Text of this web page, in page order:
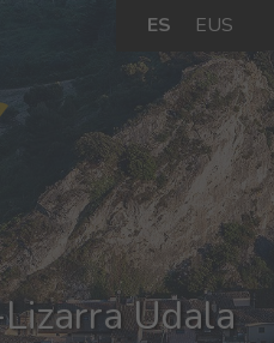
ES EUS
Udala